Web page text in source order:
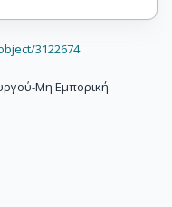
3122674
Μη Εμπορική